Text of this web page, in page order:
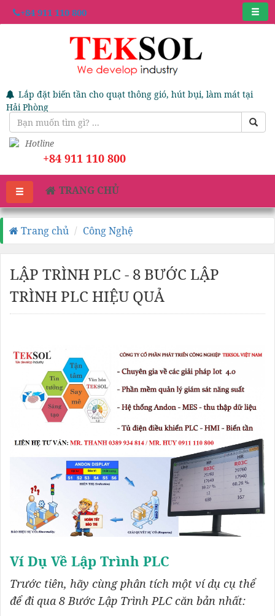
+84 911 110 800
Sửa Chữa Tủ Điện Cấp Nguồn Và ATS Chuyên Nghiệp Tại
Hải Phòng
Hotline
+84 911 110 800
TRANG CHỦ
Trang chủ Công Nghệ
LẬP TRÌNH PLC - 8 BƯỚC LẬP
TRÌNH PLC HIỆU QUẢ
Ví Dụ Về Lập Trình PLC
Trước tiên, hãy cùng phân tích một ví dụ cụ thể
để đi qua 8 Bước Lập Trình PLC căn bản nhất: